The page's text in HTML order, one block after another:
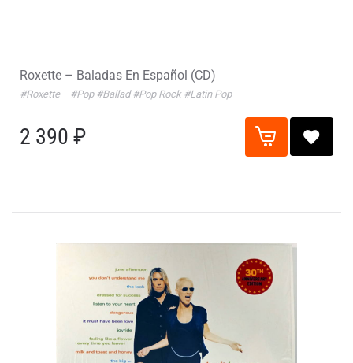
Roxette – Baladas En Español (CD)
#Roxette #Pop #Ballad #Pop Rock #Latin Pop
2 390 ₽